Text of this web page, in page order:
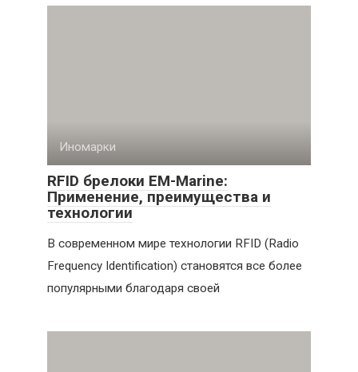
Иномарки
RFID брелоки EM-Marine:
Применение, преимущества и
технологии
В современном мире технологии RFID (Radio
Frequency Identification) становятся все более
популярными благодаря своей